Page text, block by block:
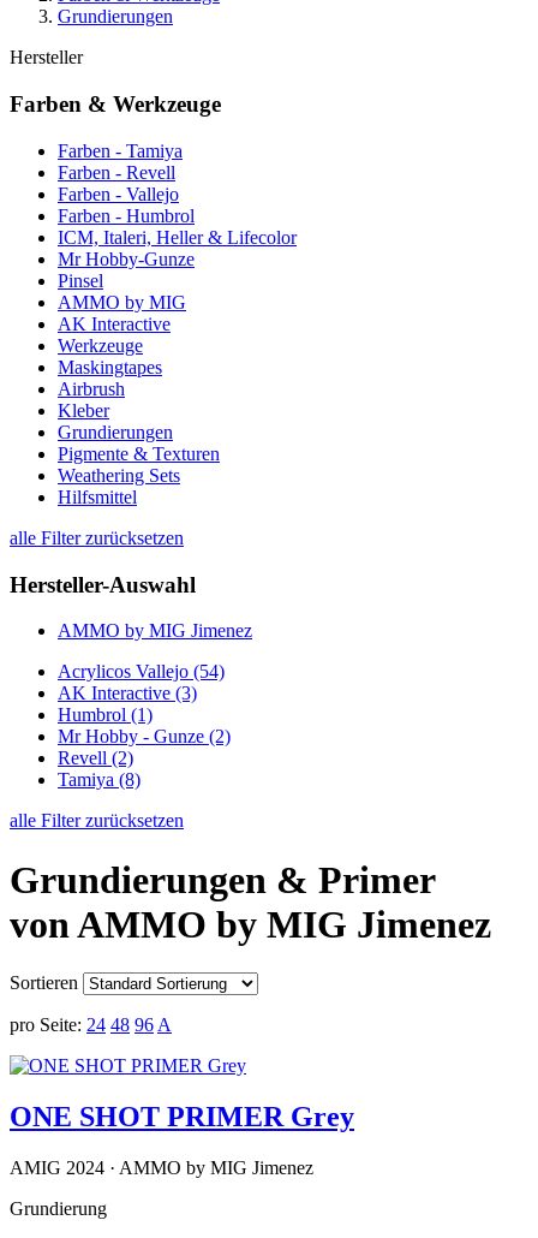
Grundierungen
Hersteller
Farben & Werkzeuge
Farben - Tamiya
Farben - Revell
Farben - Vallejo
Farben - Humbrol
ICM, Italeri, Heller & Lifecolor
Mr Hobby-Gunze
Pinsel
AMMO by MIG
AK Interactive
Werkzeuge
Maskingtapes
Airbrush
Kleber
Grundierungen
Pigmente & Texturen
Weathering Sets
Hilfsmittel
alle Filter zurücksetzen
Hersteller-Auswahl
AMMO by MIG Jimenez
Acrylicos Vallejo (54)
AK Interactive (3)
Humbrol (1)
Mr Hobby - Gunze (2)
Revell (2)
Tamiya (8)
alle Filter zurücksetzen
Grundierungen & Primer
von AMMO by MIG Jimenez
Sortieren
pro Seite: 24 48 96 A
ONE SHOT PRIMER Grey
AMIG 2024 · AMMO by MIG Jimenez
Grundierung